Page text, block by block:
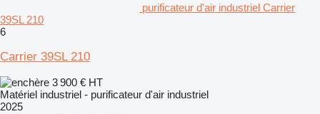
purificateur d'air industriel Carrier
39SL 210
6
Carrier 39SL 210
3 900 € HT
Matériel industriel - purificateur d'air industriel
2025